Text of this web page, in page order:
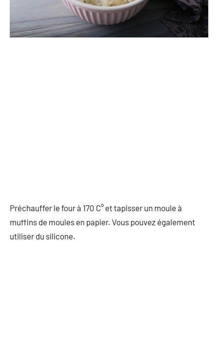
Préchauffer le four à 170 C° et tapisser un moule à
muffins de moules en papier. Vous pouvez également
utiliser du silicone.